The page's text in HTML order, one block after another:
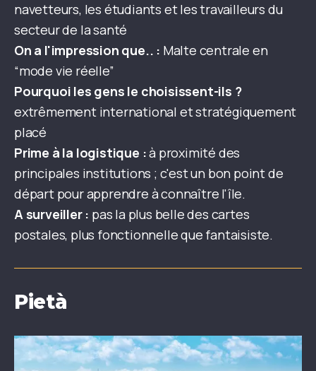
navetteurs, les étudiants et les travailleurs du
secteur de la santé
On a l'impression que.. : Malte centrale en
“mode vie réelle”
Pourquoi les gens le choisissent-ils ?
extrêmement international et stratégiquement
placé
Prime à la logistique :à proximité des
principales institutions ; c'est un bon point de
départ pour apprendre à connaître l'île.
A surveiller : pas la plus belle des cartes
postales, plus fonctionnelle que fantaisiste.
Pietà